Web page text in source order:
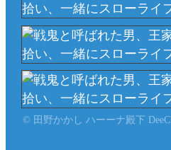
© 田野かかし ハーーナ殿下